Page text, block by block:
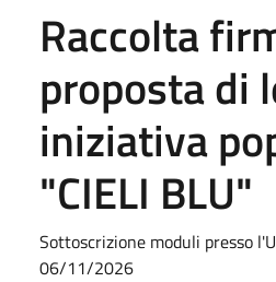
Raccolta
proposta di
iniziativa
"CIELI BLU"
Sottoscrizione moduli presso
06/11/2026